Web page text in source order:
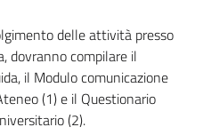
delle attività presso
dovranno compilare il
il Modulo comunicazione
(1) e il Questionario
(2).